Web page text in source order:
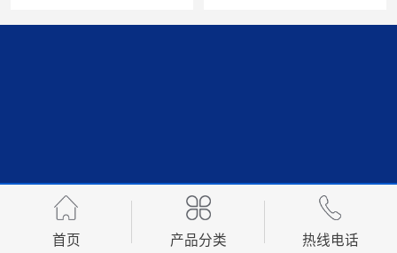
招商局广场出租 华润置地大厦招租
首页 产品分类 热线电话